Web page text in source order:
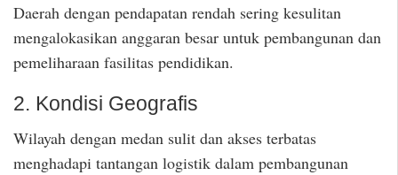
Daerah dengan pendapatan rendah sering kesulitan
mengalokasikan anggaran besar untuk pembangunan dan
pemeliharaan fasilitas pendidikan.
2. Kondisi Geografis
Wilayah dengan medan sulit dan akses terbatas
menghadapi tantangan logistik dalam pembangunan